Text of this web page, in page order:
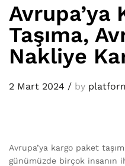
Avrupa’ya
Taşıma,
Nakliye
2 Mart 2024 / by
Avrupa’ya kargo paket
günümüzde birçok insanın